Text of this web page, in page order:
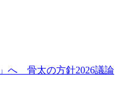
へ 骨太の方針2026議論